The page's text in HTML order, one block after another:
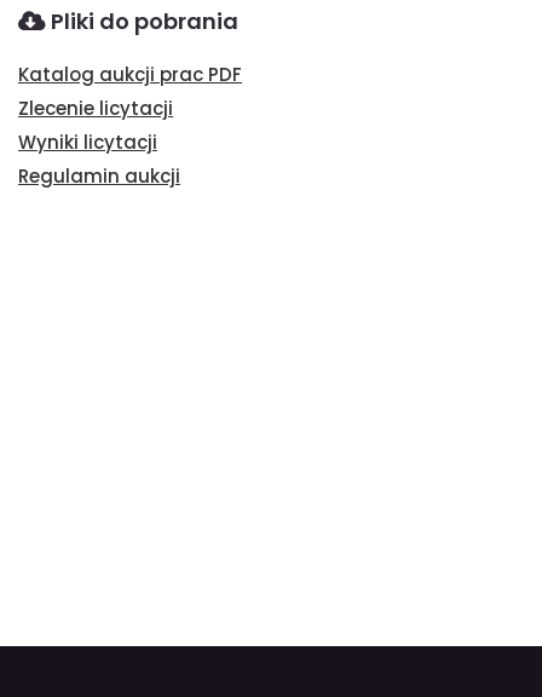
Pliki do pobrania
Katalog aukcji prac PDF
Zlecenie licytacji
Wyniki licytacji
Regulamin aukcji